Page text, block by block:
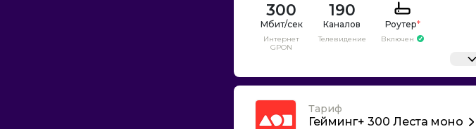
300
Интернет
GPON
190
Каналов
Телевидение
Роутер*
Включен
Тариф
Гейминг+ 300 Леста моно